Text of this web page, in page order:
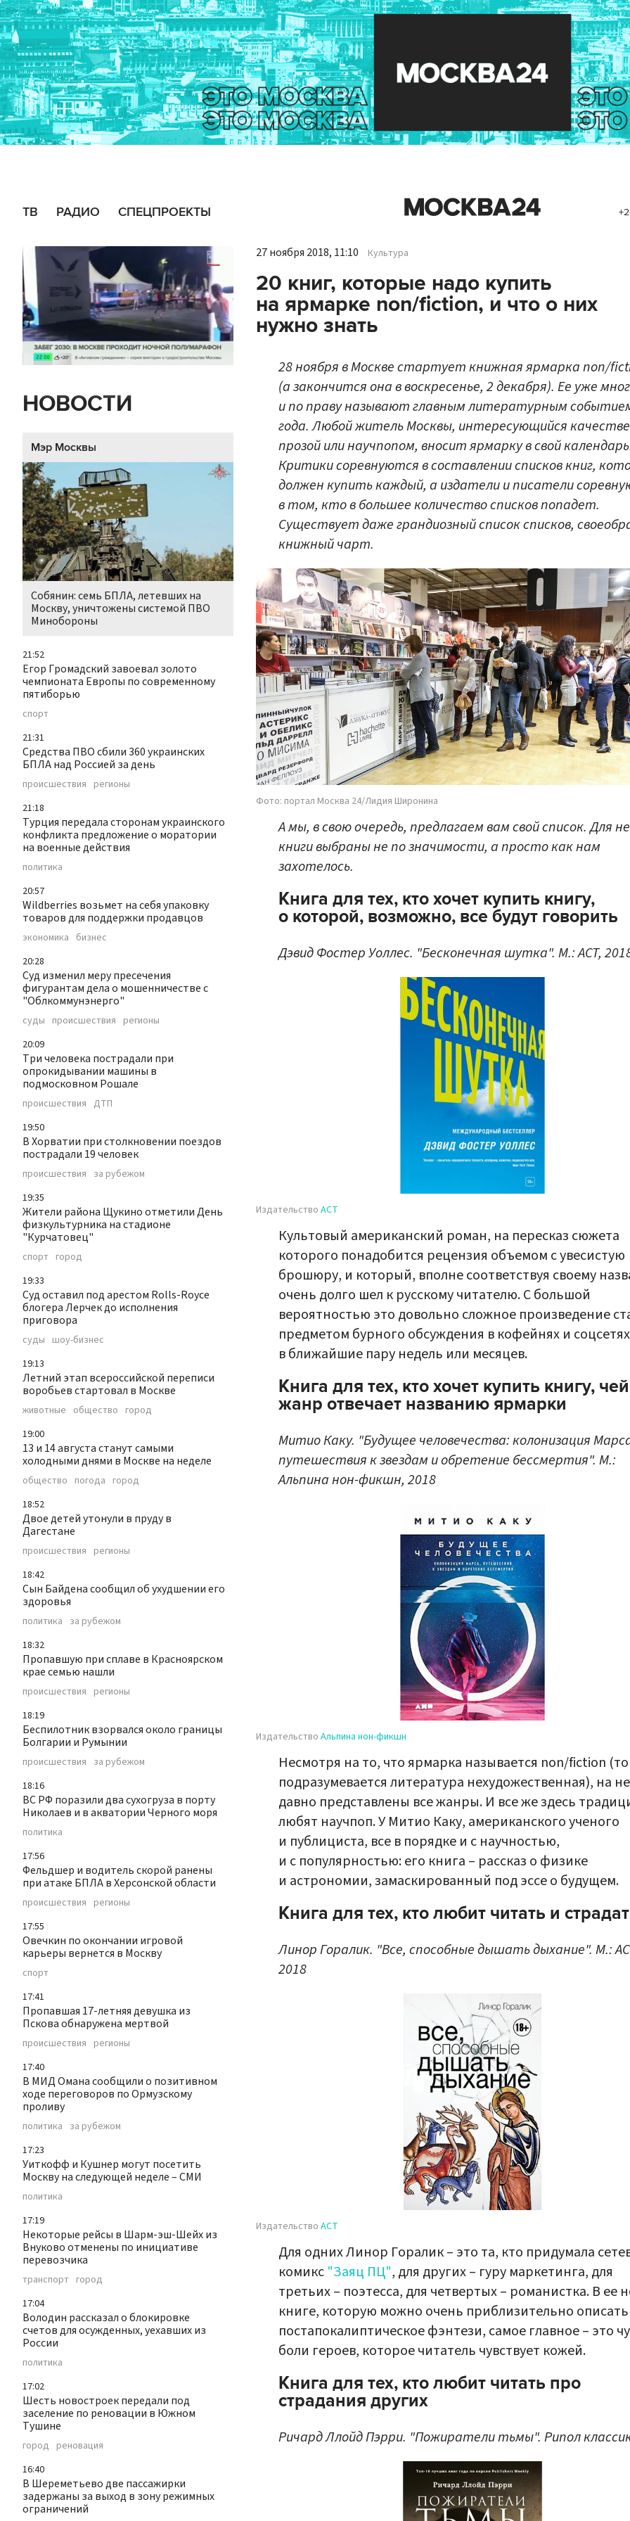
ТВ РАДИО СПЕЦПРОЕКТЫ
НОВОСТИ
Мэр Москвы
Собянин: семь БПЛА, летевших на
Москву, уничтожены системой ПВО
Минобороны
21:52
Егор Громадский завоевал золото
чемпионата Европы по современному
пятиборью
спорт
21:31
Средства ПВО сбили 360 украинских
БПЛА над Россией за день
происшествия регионы
21:18
Турция передала сторонам украинского
конфликта предложение о моратории
на военные действия
политика
20:57
Wildberries возьмет на себя упаковку
товаров для поддержки продавцов
экономика бизнес
20:28
Суд изменил меру пресечения
фигурантам дела о мошенничестве с
"Облкоммунэнерго"
суды происшествия регионы
20:09
Три человека пострадали при
опрокидывании машины в
подмосковном Рошале
происшествия ДТП
19:50
В Хорватии при столкновении поездов
пострадали 19 человек
происшествия за рубежом
19:35
Жители района Щукино отметили День
физкультурника на стадионе
"Курчатовец"
спорт город
19:33
Суд оставил под арестом Rolls-Royce
блогера Лерчек до исполнения
приговора
суды шоу-бизнес
19:13
Летний этап всероссийской переписи
воробьев стартовал в Москве
животные общество город
19:00
13 и 14 августа станут самыми
холодными днями в Москве на неделе
общество погода город
18:52
Двое детей утонули в пруду в
Дагестане
происшествия регионы
18:42
Сын Байдена сообщил об ухудшении его
здоровья
политика за рубежом
18:32
Пропавшую при сплаве в Красноярском
крае семью нашли
происшествия регионы
18:19
Беспилотник взорвался около границы
Болгарии и Румынии
происшествия за рубежом
18:16
ВС РФ поразили два сухогруза в порту
Николаев и в акватории Черного моря
политика
17:56
Фельдшер и водитель скорой ранены
при атаке БПЛА в Херсонской области
происшествия регионы
17:55
Овечкин по окончании игровой
карьеры вернется в Москву
спорт
17:41
Пропавшая 17-летняя девушка из
Пскова обнаружена мертвой
происшествия регионы
17:40
В МИД Омана сообщили о позитивном
ходе переговоров по Ормузскому
проливу
политика за рубежом
17:23
Уиткофф и Кушнер могут посетить
Москву на следующей неделе – СМИ
политика
17:19
Некоторые рейсы в Шарм-эш-Шейх из
Внуково отменены по инициативе
перевозчика
транспорт город
17:04
Володин рассказал о блокировке
счетов для осужденных, уехавших из
России
политика
17:02
Шесть новостроек передали под
заселение по реновации в Южном
Тушине
город реновация
16:40
В Шереметьево две пассажирки
задержаны за выход в зону режимных
ограничений
27 ноября 2018, 11:10 Культура
20 книг, которые надо купить
на ярмарке non/fiction, и что о них
нужно знать
28 ноября в Москве стартует книжная ярмарка non/
(а закончится она в воскресенье, 2 декабря). Ее уже
и по праву называют главным литературным
года. Любой житель Москвы, интересующийся
прозой или научпопом, вносит ярмарку в свой
Критики соревнуются в составлении списков книг,
должен купить каждый, а издатели и писатели
в том, кто в большее количество списков попадет.
Существует даже грандиозный список списков,
книжный чарт.
Фото: портал Москва 24/Лидия Широнина
А мы, в свою очередь, предлагаем вам свой список. Для
книги выбраны не по значимости, а просто как нам
захотелось.
Книга для тех, кто хочет купить книгу,
о которой, возможно, все будут говорить
Дэвид Фостер Уоллес. "Бесконечная шутка". М.: АСТ,
Издательство АСТ
Культовый американский роман, на пересказ сюжета
которого понадобится рецензия объемом с увесистую
брошюру, и который, вполне соответствуя своему
очень долго шел к русскому читателю. С большой
вероятностью это довольно сложное произведение
предметом бурного обсуждения в кофейнях и соцсетях
в ближайшие пару недель или месяцев.
Книга для тех, кто хочет купить книгу, чей
жанр отвечает названию ярмарки
Митио Каку. "Будущее человечества: колонизация
путешествия к звездам и обретение бессмертия". М.:
Альпина нон-фикшн, 2018
Издательство Альпина нон-фикшн
Несмотря на то, что ярмарка называется non/fiction (то
подразумевается литература нехудожественная), на
давно представлены все жанры. И все же здесь
любят научпоп. У Митио Каку, американского ученого
и публициста, все в порядке и с научностью,
и с популярностью: его книга – рассказ о физике
и астрономии, замаскированный под эссе о будущем.
Книга для тех, кто любит читать и
Линор Горалик. "Все, способные дышать дыхание". М.:
2018
Издательство АСТ
Для одних Линор Горалик – это та, кто придумала
комикс "Заяц ПЦ", для других – гуру маркетинга, для
третьих – поэтесса, для четвертых – романистка. В ее
книге, которую можно очень приблизительно
постапокалиптическое фэнтези, самое главное – это
боли героев, которое читатель чувствует кожей.
Книга для тех, кто любит читать про
страдания других
Ричард Ллойд Пэрри. "Пожиратели тьмы". Рипол